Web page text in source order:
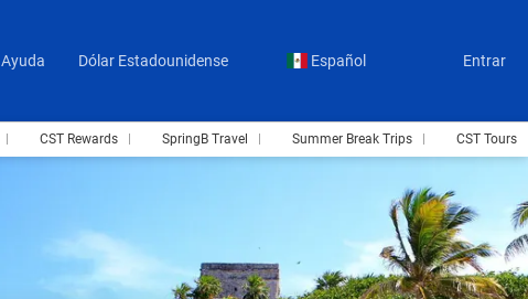
Ayuda Dólar Estadounidense Español Entrar
CST Rewards SpringB Travel Summer Break Trips CST Tours